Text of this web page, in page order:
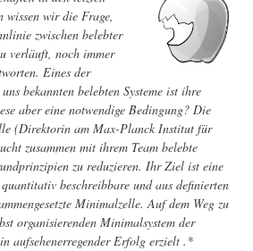
wissen wir die Frage,
zwischen belebter
verläuft, noch immer
Eines der
bekannten belebten Systeme ist ihre
aber eine notwendige Bedingung? Die
(Direktorin am Max-Planck Institut für
zusammen mit ihrem Team belebte
zu reduzieren. Ihr Ziel ist eine
beschreibbare und aus definierten
Minimalzelle. Auf dem Weg zu
organisierenden Minimalsystem der
aufsehenerregender Erfolg erzielt .*